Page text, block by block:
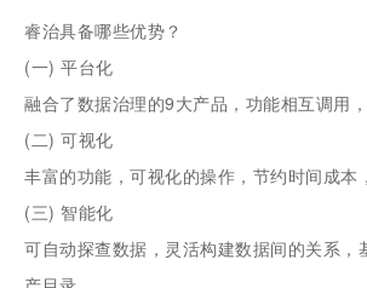
睿治具备哪些优势？
(一) 平台化
融合了数据治理的9大产品，功能相互调用
(二) 可视化
丰富的功能，可视化的操作，节约时间成本
(三) 智能化
可自动探查数据，灵活构建数据间的关系，